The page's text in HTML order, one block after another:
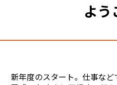
よ
新年度のスタート。仕事など